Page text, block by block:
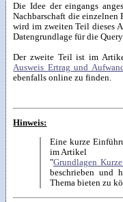
Die Idee der eingangs
Nachbarschaft die einzelnen
wird im zweiten Teil dieses
Datengrundlage für die
Der zweite Teil ist im
Ausweis Ertrag und
ebenfalls online zu finden.
Hinweis:
Eine kurze
im Artikel
"Grundlagen
beschrieben und
Thema bieten zu